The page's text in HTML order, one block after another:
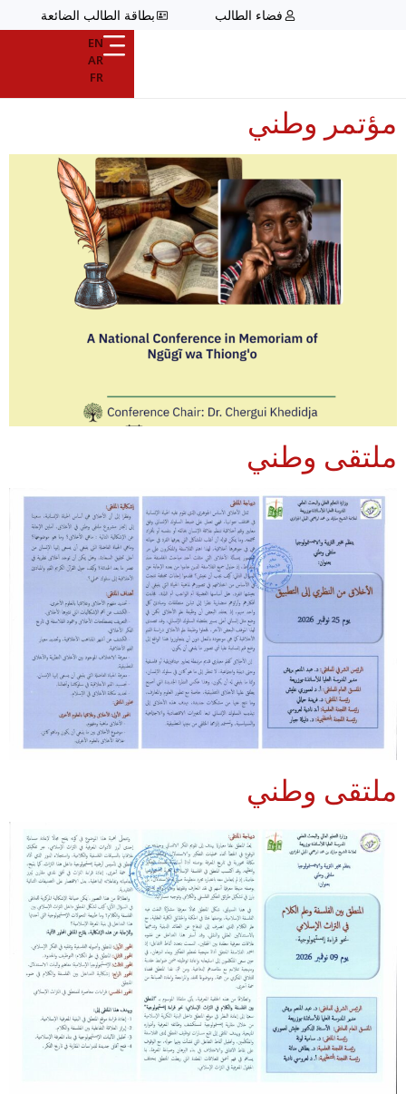
فضاء الطالب بطاقة الطالب الضائعة
EN
AR
FR
مؤتمر وطني
ملتقى وطني
ملتقى وطني